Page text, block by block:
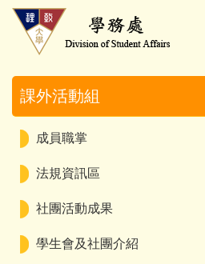
跳
課外活動組
成員職掌
法規資訊區
社團活動成果
學生會及社團介紹